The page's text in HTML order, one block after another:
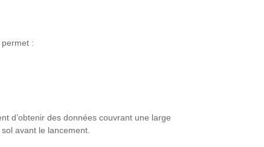
:
d’obtenir des données couvrant une large
avant le lancement.